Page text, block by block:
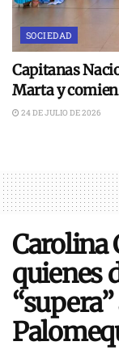
SOCIEDAD
Capitanas
Marta y
24 DE JULIO DE 2026
Carolina
quienes